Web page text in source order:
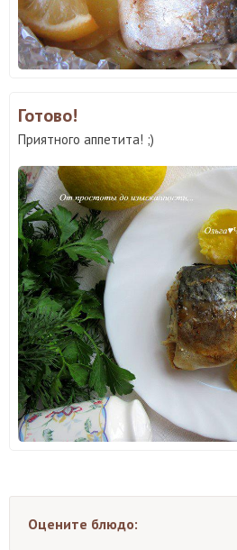
Готово!
Приятного аппетита! ;)
Оцените блюдо: